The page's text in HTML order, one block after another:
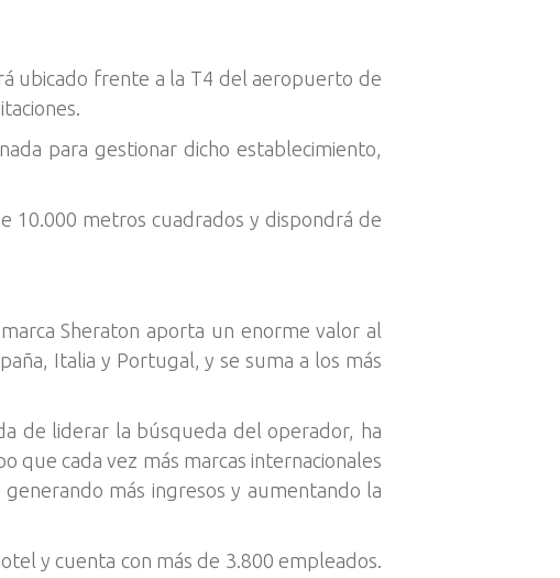
ubicado frente a la T4 del aeropuerto de
para gestionar dicho establecimiento,
10.000 metros cuadrados y dispondrá de
Sheraton aporta un enorme valor al
Italia y Portugal, y se suma a los más
de liderar la búsqueda del operador, ha
que cada vez más marcas internacionales
más ingresos y aumentando la
y cuenta con más de 3.800 empleados.